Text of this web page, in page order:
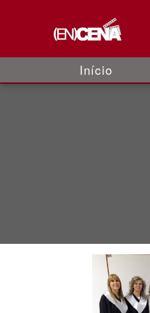
Início